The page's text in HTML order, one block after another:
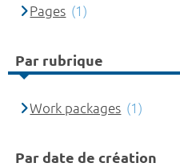
Pages (1)
Par rubrique
Work packages (1)
Par date de création